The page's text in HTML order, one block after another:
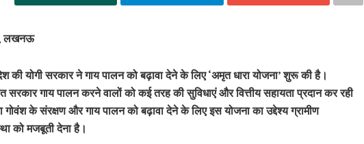
लखनऊ
की योगी सरकार ने गाय पालन को बढ़ावा देने के लिए ‘अमृत धारा योजना’ शुरू की है।
गाय पालन करने वालों को कई तरह की सुविधाएं और वित्तीय सहायता प्रदान कर रही
के संरक्षण और गाय पालन को बढ़ावा देने के लिए इस योजना का उद्देश्य ग्रामीण
को मजबूती देना है।